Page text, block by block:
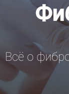
Всё о